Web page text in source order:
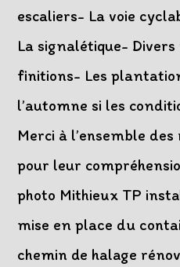
escaliers- La voie
La signalétique-
finitions- Les
l’automne si les
Merci à l’ensemble
pour leur
photo Mithieux TP
mise en place du
chemin de halage